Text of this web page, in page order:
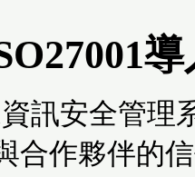
資訊安全管
合作夥伴的